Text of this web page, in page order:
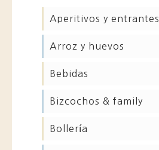
aperitivos y entrantes
arroz y huevos
bebidas
bizcochos & family
bollería